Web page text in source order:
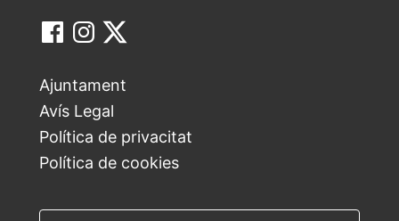
Ajuntament
Avís Legal
Política de privacitat
Política de cookies